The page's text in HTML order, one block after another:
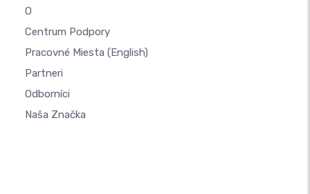
O
Centrum Podpory
Pracovné Miesta (English)
Partneri
Odborníci
Naša Značka